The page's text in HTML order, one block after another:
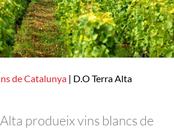
de Catalunya | D.O Terra Alta
produeix vins blancs de